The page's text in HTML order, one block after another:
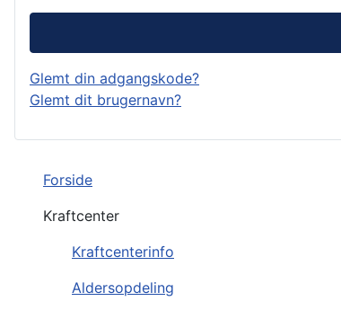
Forside
Kraftcenter
Kraftcenterinfo
Aldersopdeling
Glemt din adgangskode?
Glemt dit brugernavn?